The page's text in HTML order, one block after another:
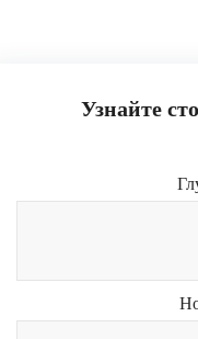
Узнайте